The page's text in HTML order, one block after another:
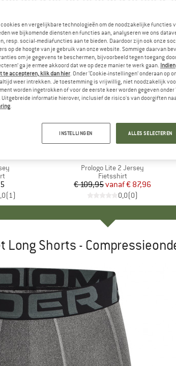
(1)
Artikel
Prologo Lite 2 Jersey
Productgroep
Fietsshirt
Prijs
€ 109,95 Verlaagde prijs
vanaf€ 87,96
0,0(0)
Long Shorts -
en vergelijkbare technologieën om de noodzakelijke functies
we bijkomende diensten en functies aan, analyseren we ons
resp. social-mediafuncties aan te bieden. Daardoor zijn ook onze
op de hoogte van je gebruik van onze website. Sommige daarvan
om je gegevens te beschermen, bijvoorbeeld tegen toegang
ga je ermee akkoord dat we op deze manier te werk gaan.
te accepteren, klik dan hier. Onder ‘Cookie-instellingen’ onderaan
weer intrekken. Je toestemming is vrijwillig, niet noodzakelijk
worden ingetrokken of voor de eerste keer worden gegeven
informatie hierover, inclusief de risico's van doorgiften
.
INSTELLINGEN ALLES SELECTEREN